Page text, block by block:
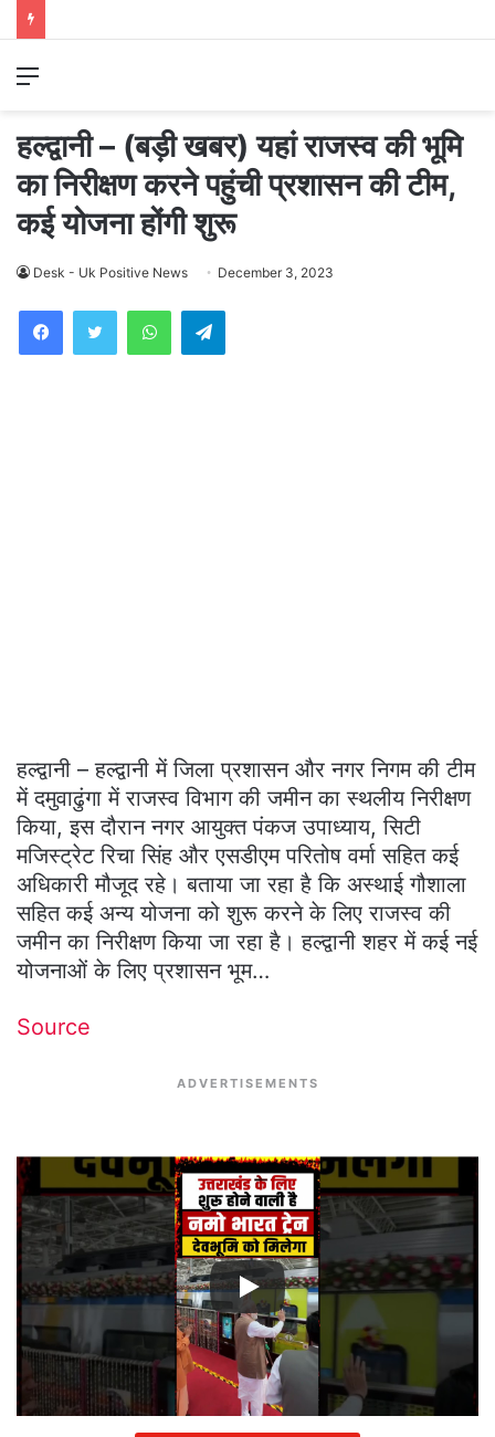
Menu
हल्द्वानी – (बड़ी खबर) यहां राजस्व की भूमि
का निरीक्षण करने पहुंची प्रशासन की टीम,
कई योजना होंगी शुरू
Desk - Uk Positive News December 3, 2023
WhatsAppTelegram
हल्द्वानी – हल्द्वानी में जिला प्रशासन और नगर निगम की टीम
में दमुवाढुंगा में राजस्व विभाग की जमीन का स्थलीय निरीक्षण
किया, इस दौरान नगर आयुक्त पंकज उपाध्याय, सिटी
मजिस्ट्रेट रिचा सिंह और एसडीएम परितोष वर्मा सहित कई
अधिकारी मौजूद रहे। बताया जा रहा है कि अस्थाई गौशाला
सहित कई अन्य योजना को शुरू करने के लिए राजस्व की
जमीन का निरीक्षण किया जा रहा है। हल्द्वानी शहर में कई नई
योजनाओं के लिए प्रशासन भूम…
Source
ADVERTISEMENTS